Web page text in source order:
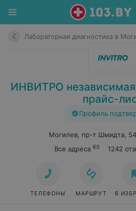
Лабораторная диагностика в
ИНВИТРО независимая
прайс-
Профиль
Могилев, пр-т Шмидта,
Все адреса 60 1242
ТЕЛЕФОНЫ МАРШРУТ В